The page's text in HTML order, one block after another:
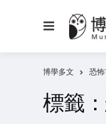
博學多文 恐
標籤：